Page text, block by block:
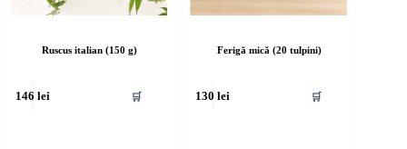
Ruscus italian (150 g)
146lei 🛒
Ferigă mică (20 tulpini)
130lei 🛒